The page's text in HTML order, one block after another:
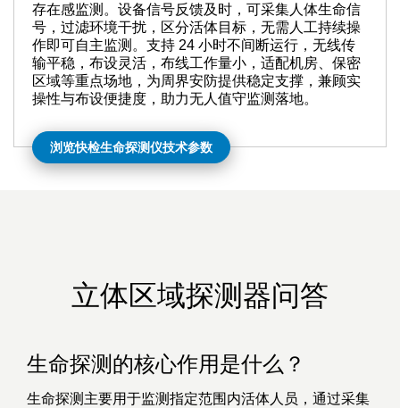
存在感监测。设备信号反馈及时，可采集人体生命信
号，过滤环境干扰，区分活体目标，无需人工持续操
作即可自主监测。支持 24 小时不间断运行，无线传
输平稳，布设灵活，布线工作量小，适配机房、保密
区域等重点场地，为周界安防提供稳定支撑，兼顾实
操性与布设便捷度，助力无人值守监测落地。
浏览快检生命探测仪技术参数
立体区域探测器问答
生命探测的核心作用是什么？
生命探测主要用于监测指定范围内活体人员，通过采集